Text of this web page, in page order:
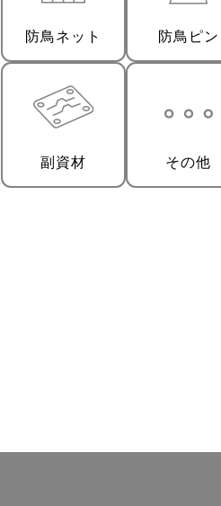
防鳥ネット 防鳥ピン
副資材 その他